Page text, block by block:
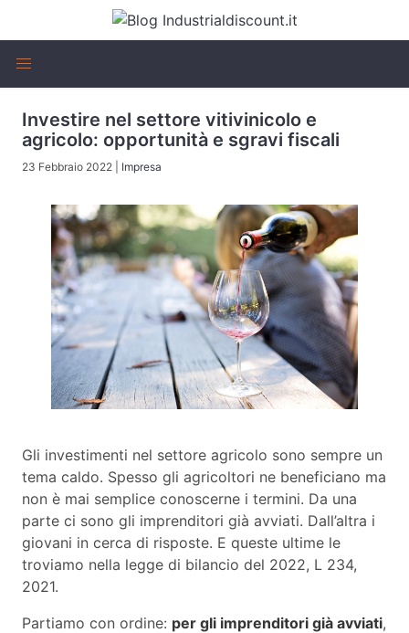
Investire nel settore vitivinicolo e
agricolo: opportunità e sgravi fiscali
23 Febbraio 2022 Impresa
Gli investimenti nel settore agricolo sono sempre un
tema caldo. Spesso gli agricoltori ne beneficiano ma
non è mai semplice conoscerne i termini. Da una
parte ci sono gli imprenditori già avviati. Dall’altra i
giovani in cerca di risposte. E queste ultime le
troviamo nella legge di bilancio del 2022, L 234,
2021.
Partiamo con ordine: per gli imprenditori già avviati,